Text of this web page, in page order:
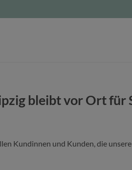
bleibt vor Ort für
Kundinnen und Kunden, die